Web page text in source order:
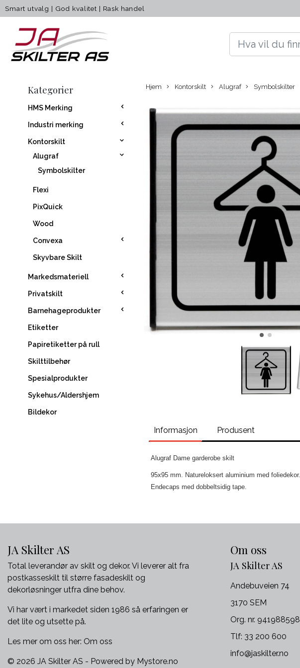
Smart utvalg | God kvalitet | Rask handel
Kategorier
HMS Merking
Industri merking
Kontorskilt
Alugraf
Symbolskilter
Flexi
PixQuick
Wood
Convexa
Skyvbare Skilt
Markedsmateriell
Privatskilt
Barnehageprodukter
Etiketter
Papiretiketter på rull
Skilttilbehør
Spesialprodukter
Sykehus/Aldershjem
Bildekor
Hjem Kontorskilt Alugraf Symbolskilter
Informasjon Produsent
Alugraf Dame garderobe skilt
95x95 mm. Natureloksert aluminium med foliedekor.
Endecaps med dobbeltsidig tape.
JA Skilter AS
Total leverandør av skilt og dekor. Vi leverer alt fra
postkasseskilt til større fasadeskilt og
dekorløsninger utfra dine behov.
Vi har vært i markedet siden 1986 så erfaringen er
det lite og utsette på.
Les mer om oss her: Om oss
© 2026 JA Skilter AS - Powered by Mystore.no
Om oss
JA Skilter AS
Andebuveien 74
3170 SEM
Org. nr. 941988598
Tlf: 33 200 600
info@jaskilter.no